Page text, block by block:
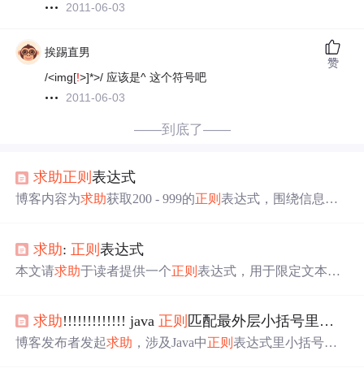
2011-06-03
挨踢直男
/<img[!>]*>/ 应该是^ 这个符号吧
2011-06-03
赞
——到底了——
求助正则表达式
博客内容为求助获取200 - 999的正则表达式，围绕信息技
求助: 正则表达式
本文请求助于读者提供一个正则表达式，用于限定文本框
求助!!!!!!!!!!!!! java 正则 匹配最外层小括号里面的内容 里面包含小括号
博客发布者发起求助 ，涉及Java中正则表达式里小括号的